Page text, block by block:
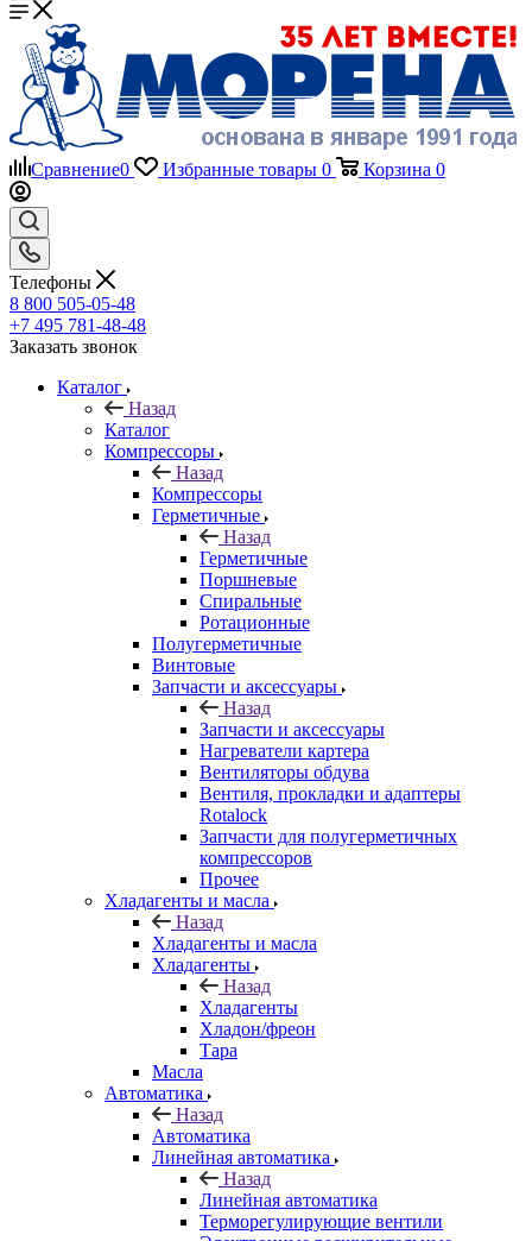
Сравнение0 Избранные товары 0 Корзина 0
Телефоны
8 800 505-05-48
+7 495 781-48-48
Заказать звонок
Каталог
Назад
Каталог
Компрессоры
Назад
Компрессоры
Герметичные
Назад
Герметичные
Поршневые
Спиральные
Ротационные
Полугерметичные
Винтовые
Запчасти и аксессуары
Назад
Запчасти и аксессуары
Нагреватели картера
Вентиляторы обдува
Вентиля, прокладки и адаптеры
Rotalock
Запчасти для полугерметичных
компрессоров
Прочее
Хладагенты и масла
Назад
Хладагенты и масла
Хладагенты
Назад
Хладагенты
Хладон/фреон
Тара
Масла
Автоматика
Назад
Автоматика
Линейная автоматика
Назад
Линейная автоматика
Терморегулирующие вентили